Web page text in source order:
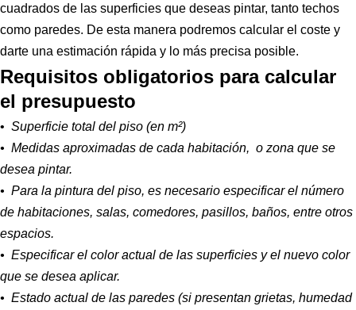
cuadrados de las superficies que deseas pintar, tanto techos
como paredes. De esta manera podremos calcular el coste y
darte una estimación rápida y lo más precisa posible.
Requisitos obligatorios para calcular
el presupuesto
• Superficie total del piso (en m²)
• Medidas aproximadas de cada habitación, o zona que se
desea pintar.
• Para la pintura del piso, es necesario especificar el número
de habitaciones, salas, comedores, pasillos, baños, entre otros
espacios.
• Especificar el color actual de las superficies y el nuevo color
que se desea aplicar.
• Estado actual de las paredes (si presentan grietas, humedad